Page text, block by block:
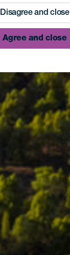
Disagree and close
Agree and close